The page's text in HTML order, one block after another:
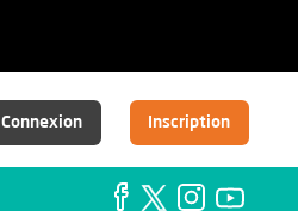
Connexion Inscription